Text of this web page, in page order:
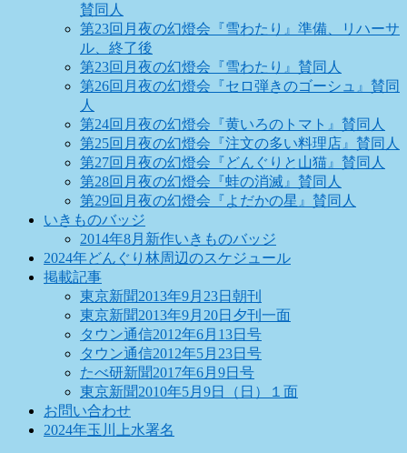
賛同人
第23回月夜の幻燈会『雪わたり』準備、リハーサ
ル、終了後
第23回月夜の幻燈会『雪わたり』賛同人
第26回月夜の幻燈会『セロ弾きのゴーシュ』賛同
人
第24回月夜の幻燈会『黄いろのトマト』賛同人
第25回月夜の幻燈会『注文の多い料理店』賛同人
第27回月夜の幻燈会『どんぐりと山猫』賛同人
第28回月夜の幻燈会『蛙の消滅』賛同人
第29回月夜の幻燈会『よだかの星』賛同人
いきものバッジ
2014年8月新作いきものバッジ
2024年どんぐり林周辺のスケジュール
掲載記事
東京新聞2013年9月23日朝刊
東京新聞2013年9月20日夕刊一面
タウン通信2012年6月13日号
タウン通信2012年5月23日号
たべ研新聞2017年6月9日号
東京新聞2010年5月9日（日）１面
お問い合わせ
2024年玉川上水署名